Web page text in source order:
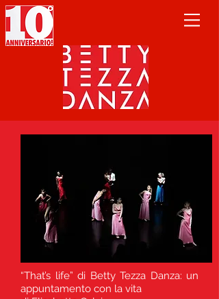
“That’s life” di Betty Tezza Danza: un
appuntamento con la vita